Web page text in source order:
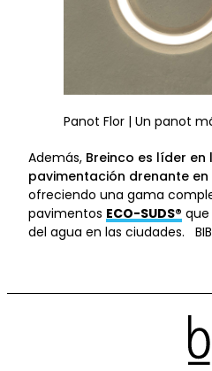
Panot Flor | Un panot
Además, Breinco es líder
pavimentación drenante
ofreciendo una gama
pavimentos ECO-SUDS®
del agua en las ciudades.